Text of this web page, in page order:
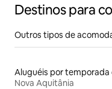
Destinos para
Outros tipos de
Nova Aquitânia